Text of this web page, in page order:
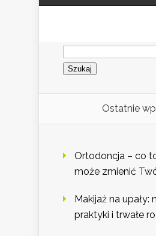
Szukaj:
Ostatnie
Ortodoncja – co
może zmienić
Makijaż na upały:
praktyki i trwałe